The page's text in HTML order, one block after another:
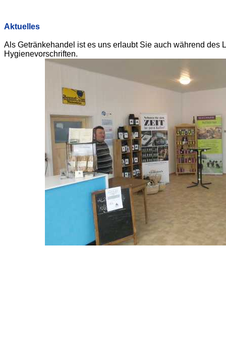
Aktuelles
Als Getränkehandel ist es uns erlaubt Sie auch während
Hygienevorschriften.